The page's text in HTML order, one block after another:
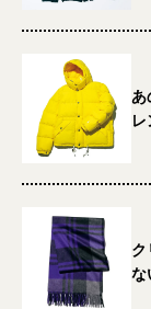
あ
レ
ク
な